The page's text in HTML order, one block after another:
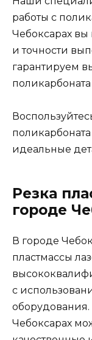
работы с
Чебоксарах вы
и точности
гарантируем
идеальные
Резка
городе
В городе
пластмассы
с
оборудования.
Чебоксарах